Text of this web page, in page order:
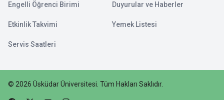
Engelli Öğrenci Birimi Duyurular ve Haberler
Etkinlik Takvimi Yemek Listesi
Servis Saatleri
© 2026 Üsküdar Üniversitesi Tüm Hakları Saklıdır.